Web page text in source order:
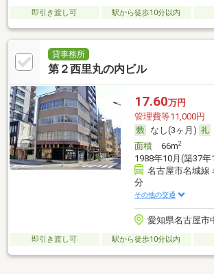
即引き渡し可 駅から徒歩10分以内
貸事務所
第２西里丸の内ビル
17.60万円
管理費等11,000円
なし(3ヶ月)
面積66m2
1988年10月(築37年
名古屋市名城線
分
その他の交通
愛知県名古屋市
即引き渡し可 駅から徒歩10分以内